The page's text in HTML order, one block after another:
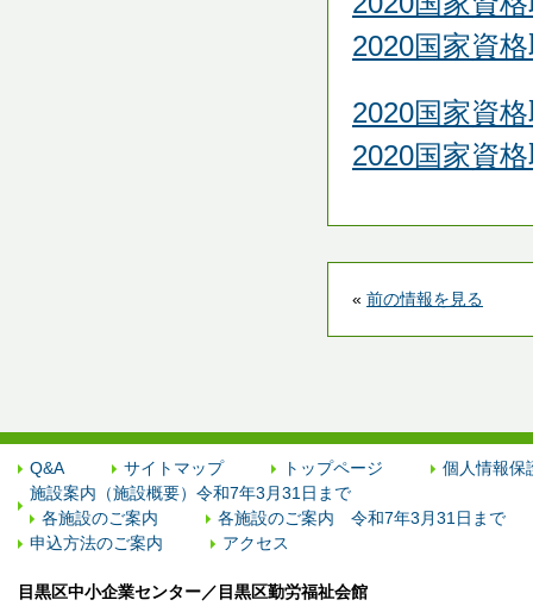
2020国家資
2020国家資
2020国家資
« 前の情報を見る
Q&A サイトマップ トップページ
個人情報保
施設案内（施設概要）令和7年3月31日まで
各施設のご案内
各施設のご案内 令和7年3月31日まで
申込方法のご案内
アクセス
目黒区中小企業センター／目黒区勤労福祉会館